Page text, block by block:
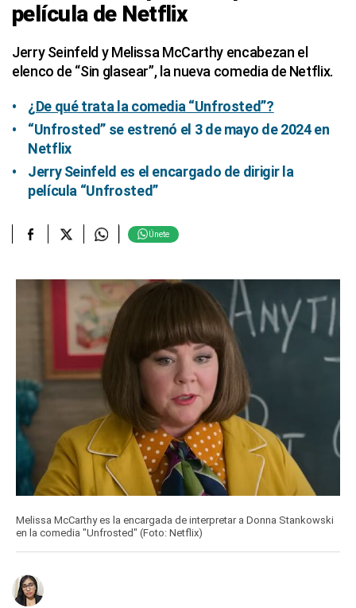
película de Netflix
Jerry Seinfeld y Melissa McCarthy encabezan el
elenco de “Sin glasear”, la nueva comedia de Netflix.
¿De qué trata la comedia “Unfrosted”?
“Unfrosted” se estrenó el 3 de mayo de 2024 en
Netflix
Jerry Seinfeld es el encargado de dirigir la
película “Unfrosted”
Únete
Melissa McCarthy es la encargada de interpretar a Donna Stankowski
en la comedia "Unfrosted" (Foto: Netflix)